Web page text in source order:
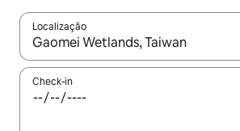
Localização
Quando os resultados estiverem
Check-in